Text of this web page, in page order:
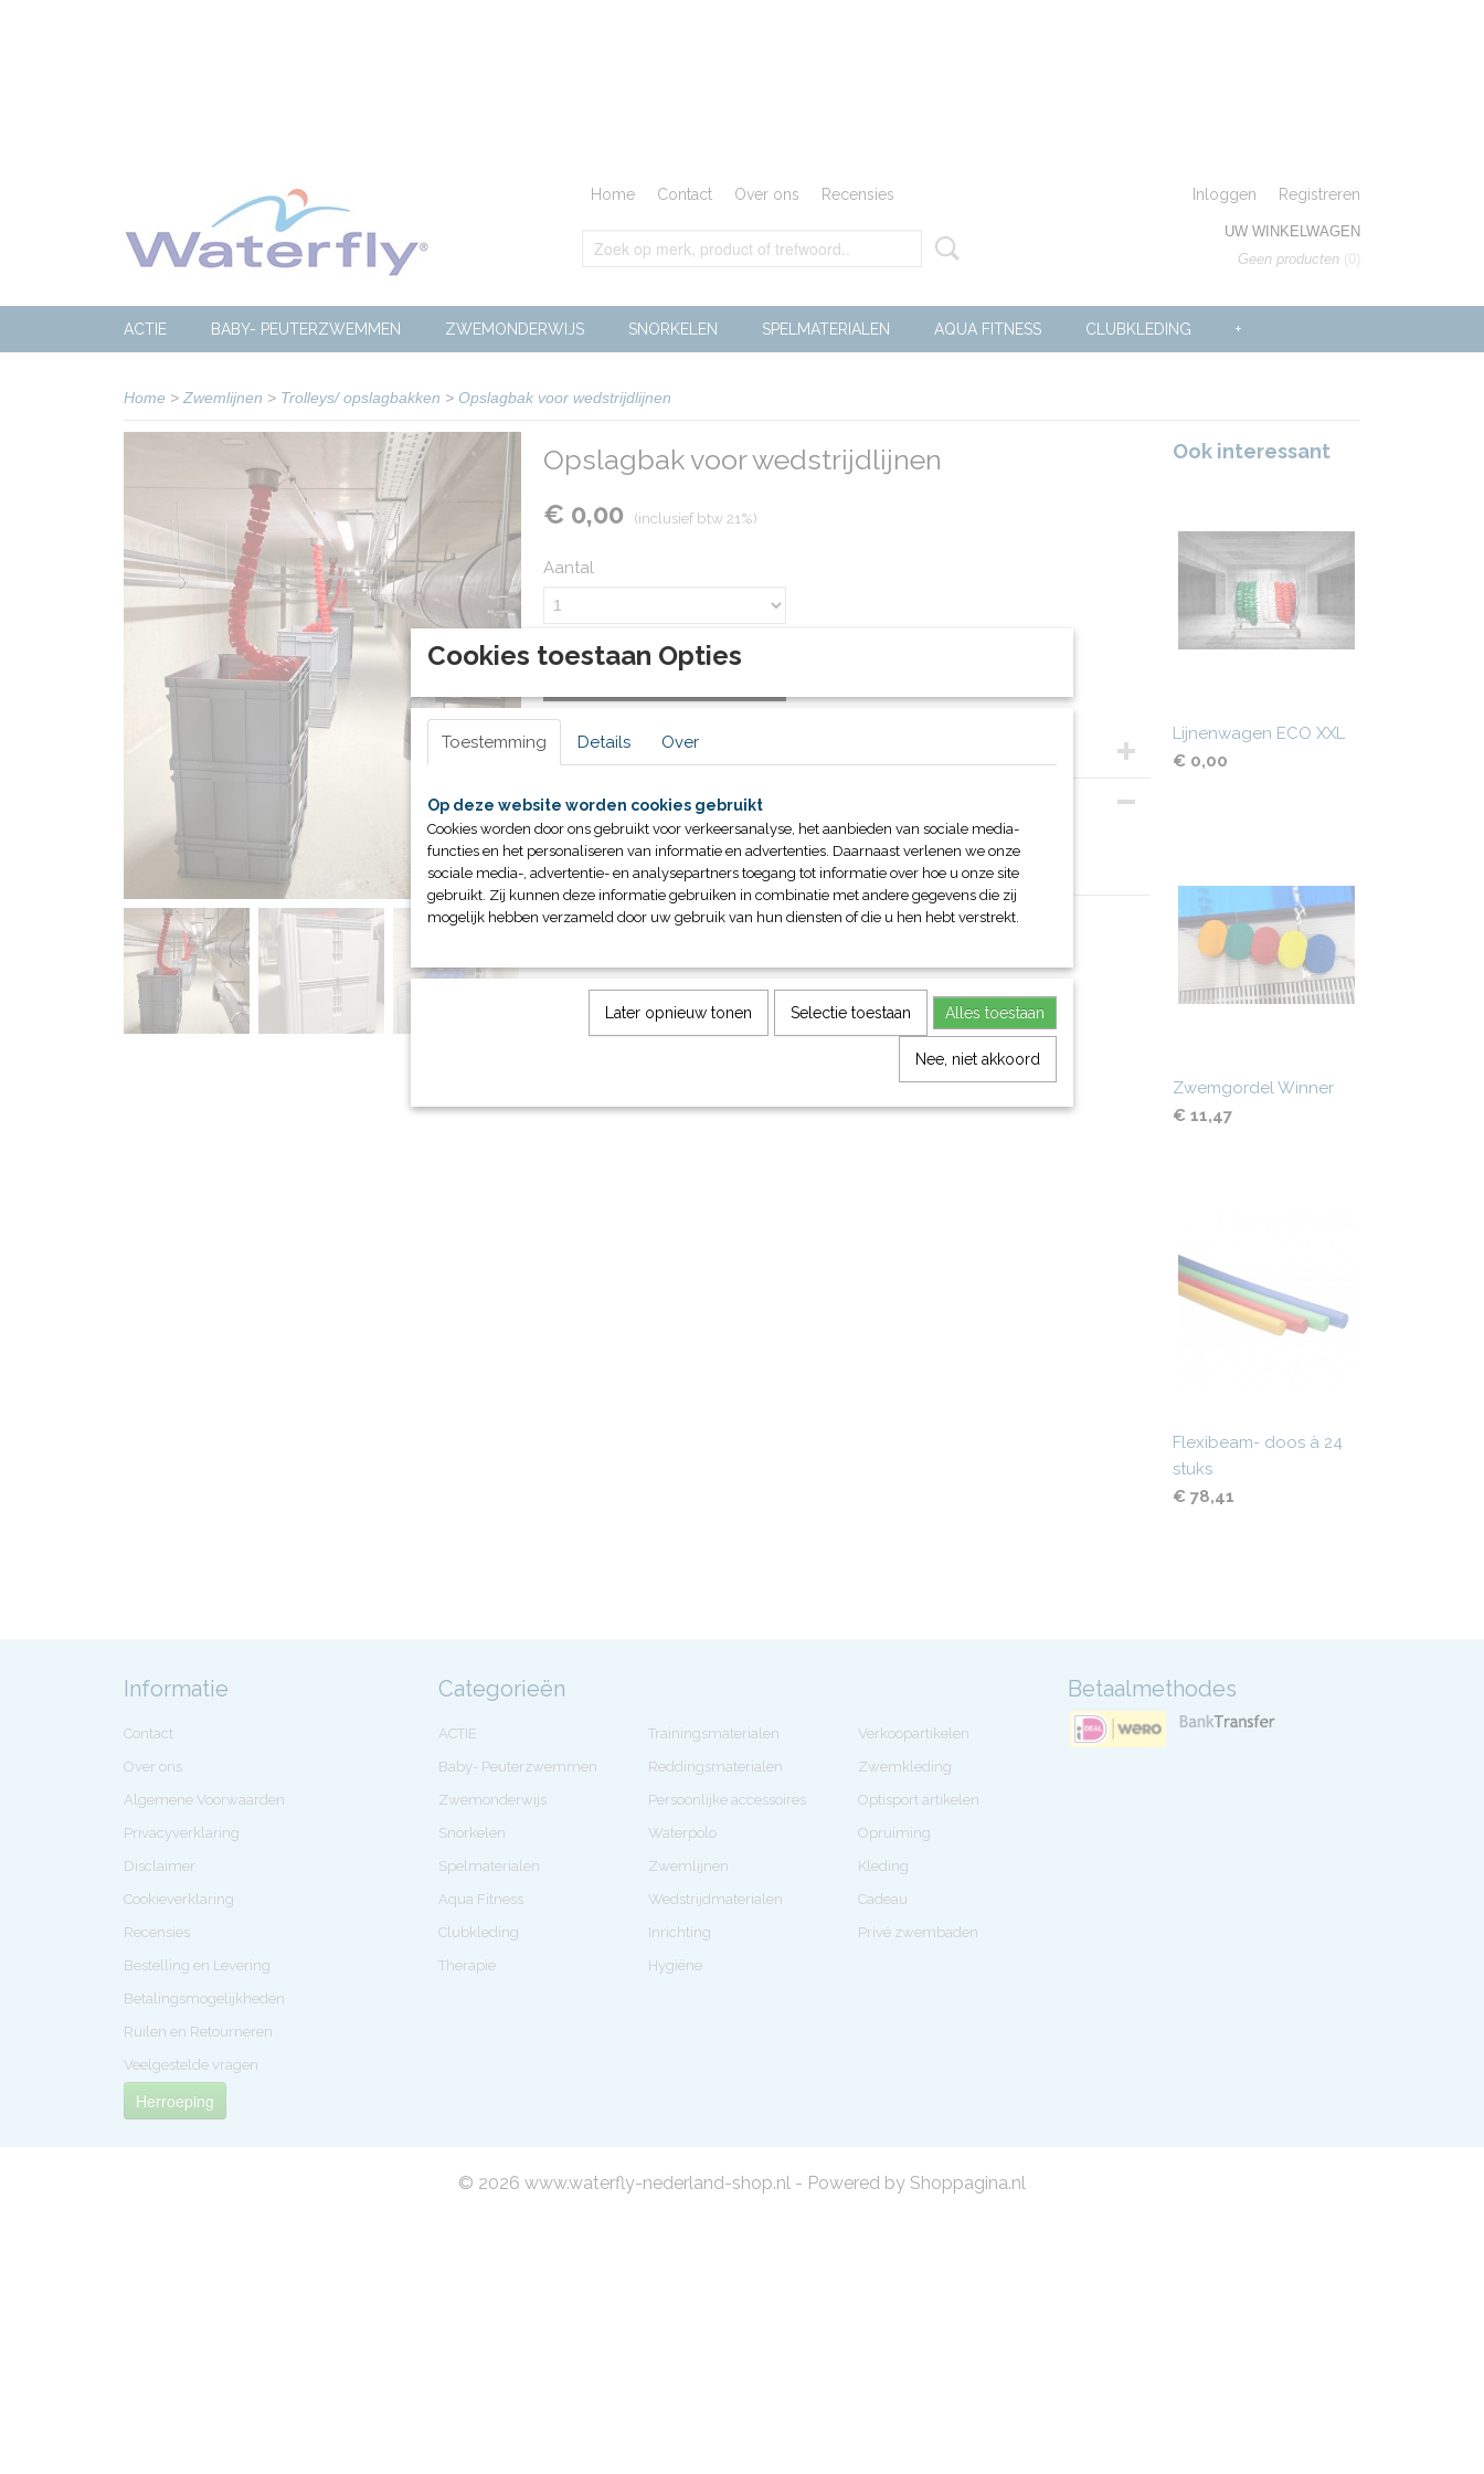
Home Contact Over ons Recensies Inloggen Registreren
UW WINKELWAGEN
Geen producten (0)
ACTIE BABY- PEUTERZWEMMEN ZWEMONDERWIJS SNORKELEN SPELMATERIALEN AQUA FITNESS CLUBKLEDING +
Home > Zwemlijnen > Trolleys/ opslagbakken > Opslagbak voor wedstrijdlijnen
Opslagbak voor wedstrijdlijnen
€ 0,00 (inclusief btw 21%)
Aantal
Specificaties
Bruto gewicht
Omschrijving
Op aanvraag
Diverse maten leverbaar
Ook interessant
Lijnenwagen ECO XXL
€ 0,00
Zwemgordel Winner
€ 11,47
Flexibeam- doos à 24
stuks
€ 78,41
Informatie
Contact
Over ons
Algemene Voorwaarden
Privacyverklaring
Disclaimer
Cookieverklaring
Recensies
Bestelling en Levering
Betalingsmogelijkheden
Ruilen en Retourneren
Veelgestelde vragen
Herroeping
Categorieën
ACTIE
Baby- Peuterzwemmen
Zwemonderwijs
Snorkelen
Spelmaterialen
Aqua Fitness
Clubkleding
Therapie
Trainingsmaterialen
Reddingsmaterialen
Persoonlijke accessoires
Waterpolo
Zwemlijnen
Wedstrijdmaterialen
Inrichting
Hygiëne
Verkoopartikelen
Zwemkleding
Optisport artikelen
Opruiming
Kleding
Cadeau
Privé zwembaden
Betaalmethodes
© 2026 www.waterfly-nederland-shop.nl - Powered by Shoppagina.nl
Cookies toestaan Opties
Toestemming Details Over
Op deze website worden cookies gebruikt
Cookies worden door ons gebruikt voor verkeersanalyse, het aanbieden van sociale media-
functies en het personaliseren van informatie en advertenties. Daarnaast verlenen we onze
sociale media-, advertentie- en analysepartners toegang tot informatie over hoe u onze site
gebruikt. Zij kunnen deze informatie gebruiken in combinatie met andere gegevens die zij
mogelijk hebben verzameld door uw gebruik van hun diensten of die u hen hebt verstrekt.
Later opnieuw tonen Selectie toestaan Alles toestaan
Nee, niet akkoord